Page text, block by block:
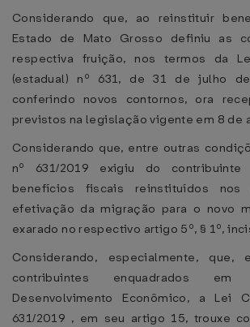
Considerando que, ao reinstituir
Estado de Mato Grosso definiu as
respectiva fruição, nos termos da
(estadual) nº 631, de 31 de julho
conferindo novos contornos, ora
previstos na legislação vigente em 8 de
Considerando que, entre outras
nº 631/2019 exigiu do contribuinte
benefícios fiscais reinstituídos
efetivação da migração para o novo
exarado no respectivo artigo 5º, § 1º,
Considerando, especialmente, que,
contribuintes enquadrados em
Desenvolvimento Econômico, a Lei
631/2019 , em seu artigo 15, trouxe